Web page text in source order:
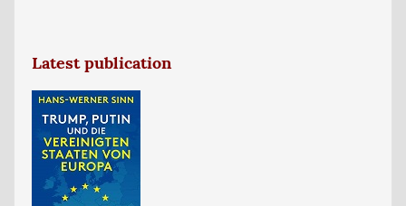
Latest publication